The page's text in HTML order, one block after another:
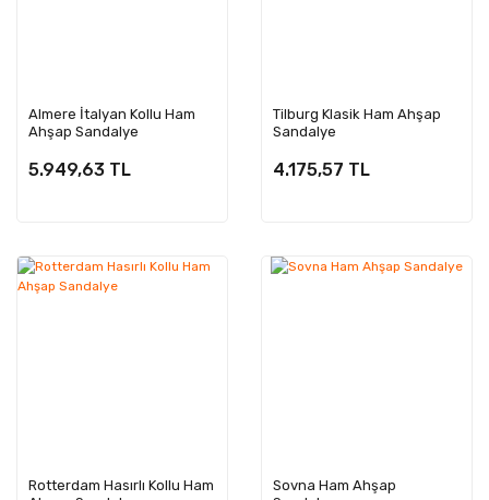
Almere İtalyan Kollu Ham
Ahşap Sandalye
5.949,63 TL
Tilburg Klasik Ham Ahşap
Sandalye
4.175,57 TL
Rotterdam Hasırlı Kollu Ham
Sovna Ham Ahşap